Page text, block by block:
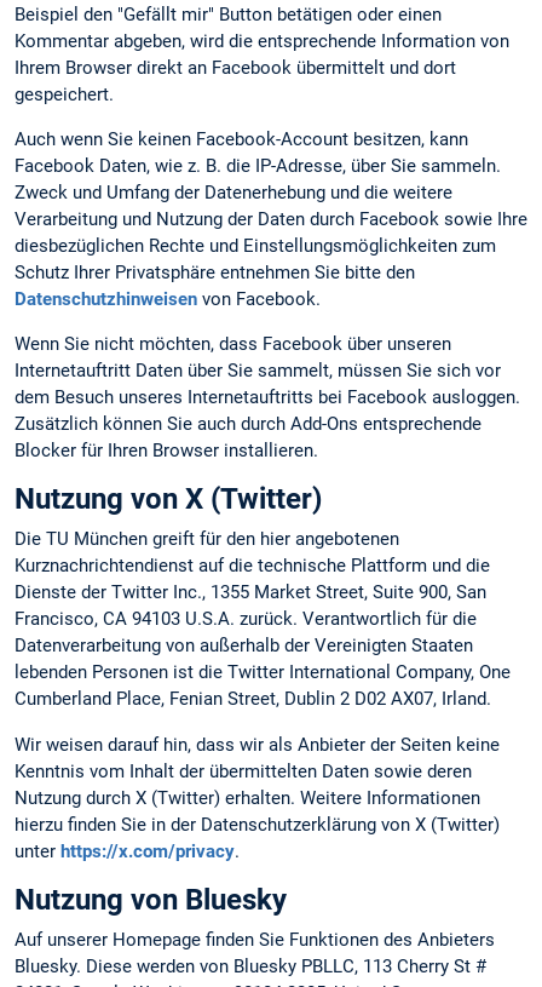
Beispiel den "Gefällt mir" Button betätigen oder einen
Kommentar abgeben, wird die entsprechende Information von
Ihrem Browser direkt an Facebook übermittelt und dort
gespeichert.
Auch wenn Sie keinen Facebook-Account besitzen, kann
Facebook Daten, wie z. B. die IP-Adresse, über Sie sammeln.
Zweck und Umfang der Datenerhebung und die weitere
Verarbeitung und Nutzung der Daten durch Facebook sowie Ihre
diesbezüglichen Rechte und Einstellungsmöglichkeiten zum
Schutz Ihrer Privatsphäre entnehmen Sie bitte den
Datenschutzhinweisen von Facebook.
Wenn Sie nicht möchten, dass Facebook über unseren
Internetauftritt Daten über Sie sammelt, müssen Sie sich vor
dem Besuch unseres Internetauftritts bei Facebook ausloggen.
Zusätzlich können Sie auch durch Add-Ons entsprechende
Blocker für Ihren Browser installieren.
Nutzung von X (Twitter)
Die TU München greift für den hier angebotenen
Kurznachrichtendienst auf die technische Plattform und die
Dienste der Twitter Inc., 1355 Market Street, Suite 900, San
Francisco, CA 94103 U.S.A. zurück. Verantwortlich für die
Datenverarbeitung von außerhalb der Vereinigten Staaten
lebenden Personen ist die Twitter International Company, One
Cumberland Place, Fenian Street, Dublin 2 D02 AX07, Irland.
Wir weisen darauf hin, dass wir als Anbieter der Seiten keine
Kenntnis vom Inhalt der übermittelten Daten sowie deren
Nutzung durch X (Twitter) erhalten. Weitere Informationen
hierzu finden Sie in der Datenschutzerklärung von X (Twitter)
unter https://x.com/privacy.
Nutzung von Bluesky
Auf unserer Homepage finden Sie Funktionen des Anbieters
Bluesky. Diese werden von Bluesky PBLLC, 113 Cherry St #